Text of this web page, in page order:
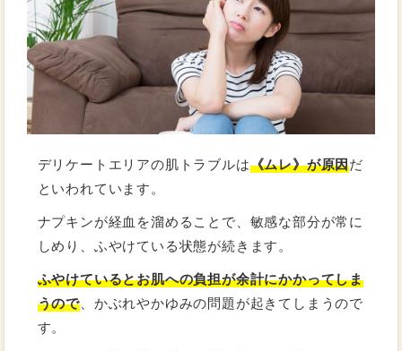
デリケートエリアの肌トラブルは《ムレ》が原因だ
といわれています。
ナプキンが経血を溜めることで、敏感な部分が常に
しめり、ふやけている状態が続きます。
ふやけているとお肌への負担が余計にかかってしま
うので、かぶれやかゆみの問題が起きてしまうので
す。